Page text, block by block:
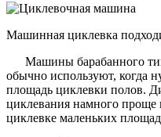
Машинная циклевка
Машины барабанного
обычно используют, когда
площадь циклевки полов.
циклевания намного
циклевке маленьких